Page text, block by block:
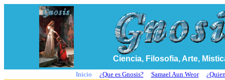
Ciencia, Filosofia, Arte,
Inicio ¿Que es Gnosis? Samael Aun Weor ¿